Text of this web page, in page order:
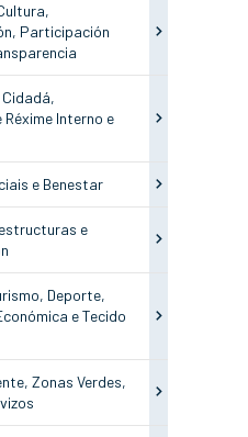
Participación
Réxime Interno e
e Benestar
e
Deporte,
e Tecido
Zonas Verdes,